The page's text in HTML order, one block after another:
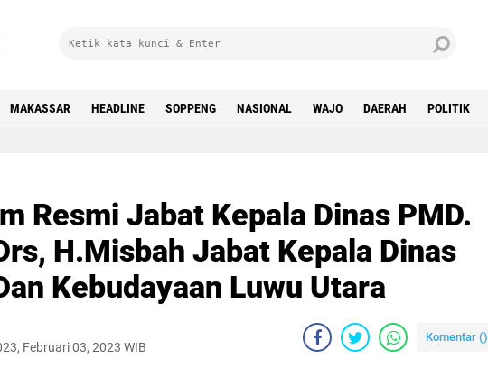
MAKASSAR HEADLINE SOPPENG NASIONAL WAJO DAERAH POLITIK
Resmi Jabat Kepala Dinas PMD.
H.Misbah Jabat Kepala Dinas
Kebudayaan Luwu Utara
Februari 03, 2023 WIB
Komentar ()